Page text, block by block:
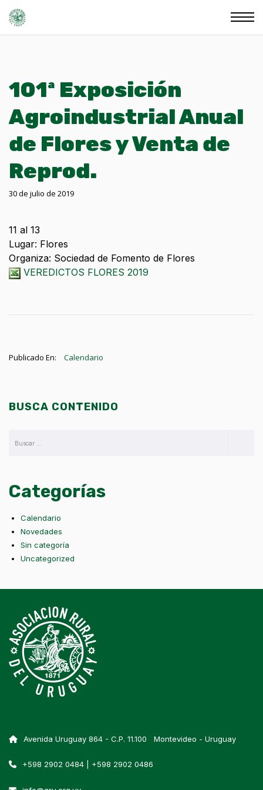
101ª Exposición
Agroindustrial Anual
de Flores y Venta de
Reprod.
30 de julio de 2019
11 al 13
Lugar: Flores
Organiza: Sociedad de Fomento de Flores
VEREDICTOS FLORES 2019
Publicado En: Calendario
BUSCA CONTENIDO
Categorías
Calendario
Novedades
Sin categoría
Uncategorized
Avenida Uruguay 864 - C.P. 11.100 Montevideo - Uruguay
+598 2902 0484 | +598 2902 0486